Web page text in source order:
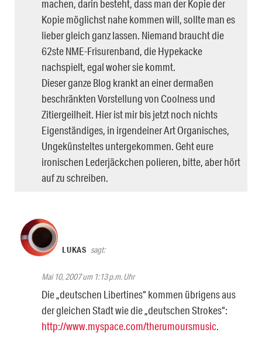
machen, darin besteht, dass man der Kopie der
Kopie möglichst nahe kommen will, sollte man es
lieber gleich ganz lassen. Niemand braucht die
62ste NME-Frisurenband, die Hypekacke
nachspielt, egal woher sie kommt.
Dieser ganze Blog krankt an einer dermaßen
beschränkten Vorstellung von Coolness und
Zitiergeilheit. Hier ist mir bis jetzt noch nichts
Eigenständiges, in irgendeiner Art Organisches,
Ungekünsteltes untergekommen. Geht eure
ironischen Lederjäckchen polieren, bitte, aber hört
auf zu schreiben.
LUKAS sagt:
Mai 10, 2007 um 1:13 p.m. Uhr
Die „deutschen Libertines“ kommen übrigens aus
der gleichen Stadt wie die „deutschen Strokes“:
http://www.myspace.com/therumoursmusic.